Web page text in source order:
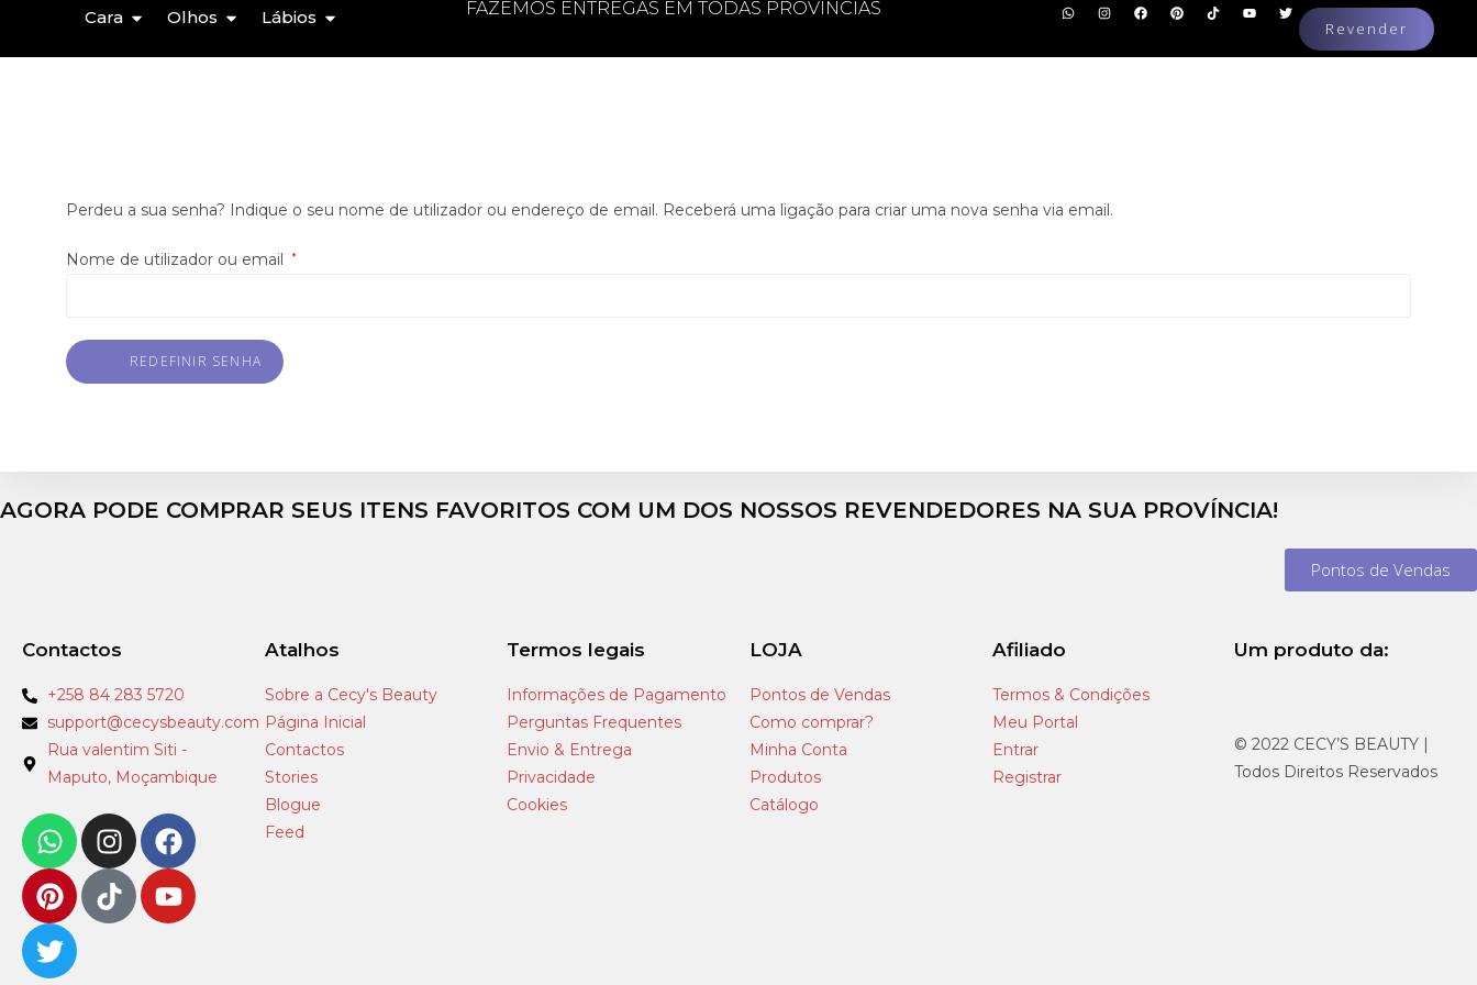
Cara Olhos Lábios FAZEMOS ENTREGAS EM TODAS PROVÍNCIAS
Revender
Perdeu a sua senha? Indique o seu nome de utilizador ou endereço de email. Receberá uma ligação para criar uma nova senha via email.
Nome de utilizador ou email *
REDEFINIR SENHA
AGORA PODE COMPRAR SEUS ITENS FAVORITOS COM UM DOS NOSSOS REVENDEDORES NA SUA PROVÍNCIA!
Pontos de Vendas
Contactos
+258 84 283 5720
support@cecysbeauty.com
Rua valentim Siti -
Maputo, Moçambique
Atalhos
Sobre a Cecy's Beauty
Página Inicial
Contactos
Stories
Blogue
Feed
Termos legais
Informações de Pagamento
Perguntas Frequentes
Envio & Entrega
Privacidade
Cookies
LOJA
Pontos de Vendas
Como comprar?
Minha Conta
Produtos
Catálogo
Afiliado
Termos & Condições
Meu Portal
Entrar
Registrar
Um produto da:
© 2022 CECY’S BEAUTY |
Todos Direitos Reservados